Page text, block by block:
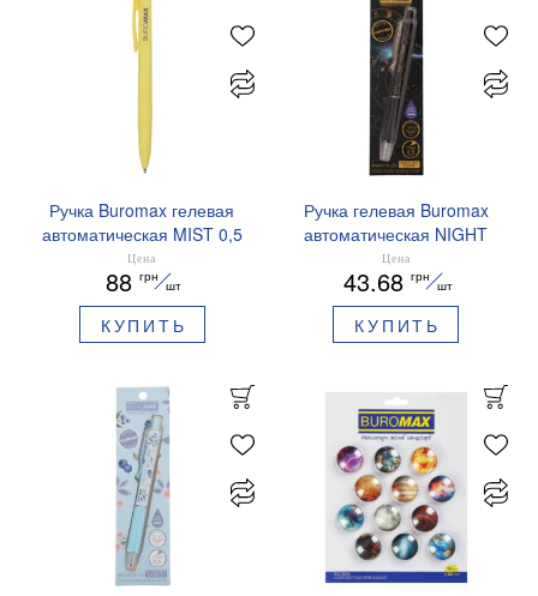
Ручка Buromax гелевая
автоматическая MIST 0,5
мм синие чернила
BM.83103
Цена
88 грн
шт
КУПИТЬ
Ручка гелевая Buromax
автоматическая NIGHT
SKY ZODIAC 0.5 мм
ароматизированный грипп
синие чернила BM.8379-
01
Цена
43.68 грн
шт
КУПИТЬ